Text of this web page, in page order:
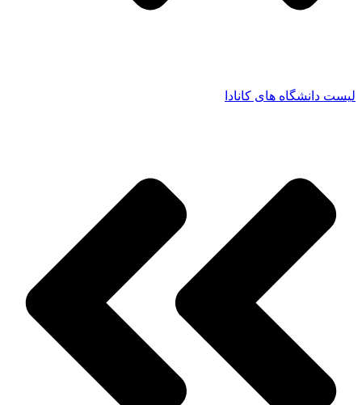
لیست دانشگاه های کانادا